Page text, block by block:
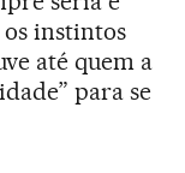
os instintos
até quem a
para se